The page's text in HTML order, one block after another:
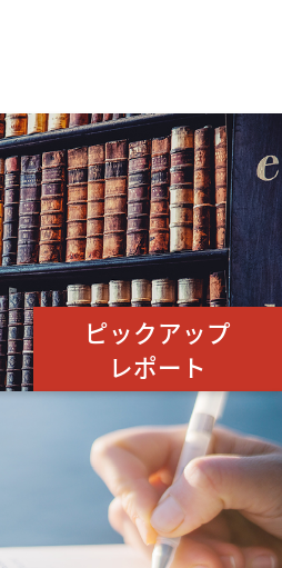
ピックアップ
レポート